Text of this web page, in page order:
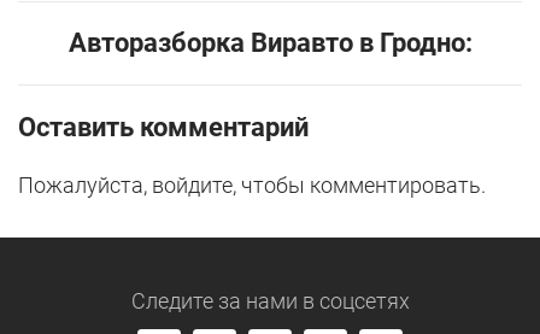
Авторазборка Виравто в Гродно:
Оставить комментарий
Пожалуйста, войдите, чтобы комментировать.
Следите за нами в соцсетях